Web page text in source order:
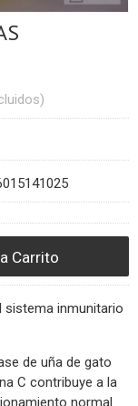
Carrito
sistema inmunitario
de uña de gato
C contribuye a la
normal